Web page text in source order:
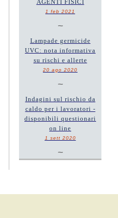
AGENTI FISICI
1 feb 2021
~
Lampade germicide
UVC: nota informativa
su rischi e allerte
20 ago 2020
~
Indagini sul rischio da
caldo per i lavoratori -
disponibili questionari
on line
1 sett 2020
~